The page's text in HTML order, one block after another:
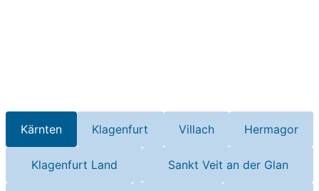
Kärnten Klagenfurt Villach Hermagor
Klagenfurt Land Sankt Veit an der Glan